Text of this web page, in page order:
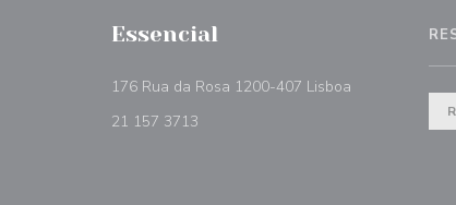
Essencial
176 Rua da Rosa 1200-407 Lisboa
21 157 3713